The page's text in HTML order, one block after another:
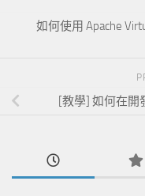
如何使用 Apache
[教學] 如何在開